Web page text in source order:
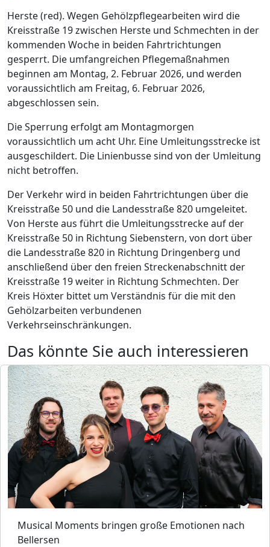
Herste (red). Wegen Gehölzpflegearbeiten wird die
Kreisstraße 19 zwischen Herste und Schmechten in der
kommenden Woche in beiden Fahrtrichtungen
gesperrt. Die umfangreichen Pflegemaßnahmen
beginnen am Montag, 2. Februar 2026, und werden
voraussichtlich am Freitag, 6. Februar 2026,
abgeschlossen sein.
Die Sperrung erfolgt am Montagmorgen
voraussichtlich um acht Uhr. Eine Umleitungsstrecke ist
ausgeschildert. Die Linienbusse sind von der Umleitung
nicht betroffen.
Der Verkehr wird in beiden Fahrtrichtungen über die
Kreisstraße 50 und die Landesstraße 820 umgeleitet.
Von Herste aus führt die Umleitungsstrecke auf der
Kreisstraße 50 in Richtung Siebenstern, von dort über
die Landesstraße 820 in Richtung Dringenberg und
anschließend über den freien Streckenabschnitt der
Kreisstraße 19 weiter in Richtung Schmechten. Der
Kreis Höxter bittet um Verständnis für die mit den
Gehölzarbeiten verbundenen
Verkehrseinschränkungen.
Das könnte Sie auch interessieren
Musical Moments bringen große Emotionen nach
Bellersen